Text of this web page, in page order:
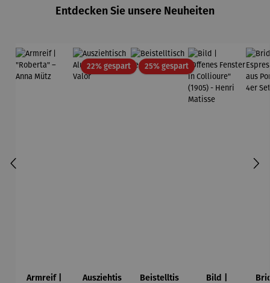
Entdecken Sie unsere Neuheiten
Armreif |
22% gespartRabatt
Ausziehtis
25% gespartRabatt
Beistelltis
Bild |